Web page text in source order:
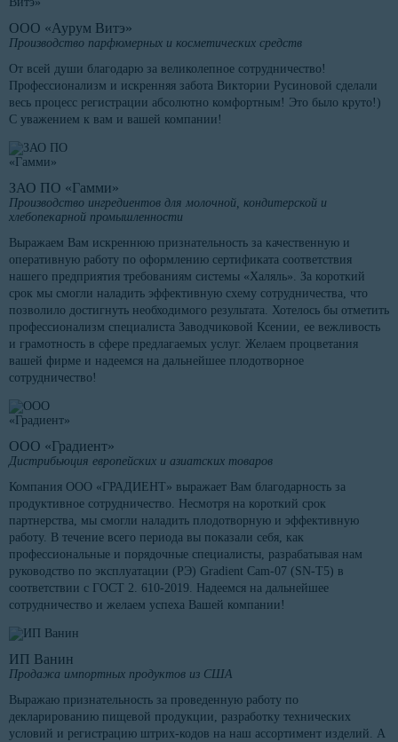
ООО «Аурум Витэ»
Производство парфюмерных и косметических средств
От всей души благодарю за великолепное сотрудничество!
Профессионализм и искренняя забота Виктории Русиновой сделали
весь процесс регистрации абсолютно комфортным! Это было круто!)
С уважением к вам и вашей компании!
ЗАО ПО «Гамми»
Производство ингредиентов для молочной, кондитерской и
хлебопекарной промышленности
Выражаем Вам искреннюю признательность за качественную и
оперативную работу по оформлению сертификата соответствия
нашего предприятия требованиям системы «Халяль». За короткий
срок мы смогли наладить эффективную схему сотрудничества, что
позволило достигнуть необходимого результата. Хотелось бы отметить
профессионализм специалиста Заводчиковой Ксении, ее вежливость
и грамотность в сфере предлагаемых услуг. Желаем процветания
вашей фирме и надеемся на дальнейшее плодотворное
сотрудничество!
ООО «Градиент»
Дистрибьюция европейских и азиатских товаров
Компания ООО «ГРАДИЕНТ» выражает Вам благодарность за
продуктивное сотрудничество. Несмотря на короткий срок
партнерства, мы смогли наладить плодотворную и эффективную
работу. В течение всего периода вы показали себя, как
профессиональные и порядочные специалисты, разрабатывая нам
руководство по эксплуатации (РЭ) Gradient Cam-07 (SN-T5) в
соответствии с ГОСТ 2. 610-2019. Надеемся на дальнейшее
сотрудничество и желаем успеха Вашей компании!
ИП Ванин
Продажа импортных продуктов из США
Выражаю признательность за проведенную работу по
декларированию пищевой продукции, разработку технических
условий и регистрацию штрих-кодов на наш ассортимент изделий. А